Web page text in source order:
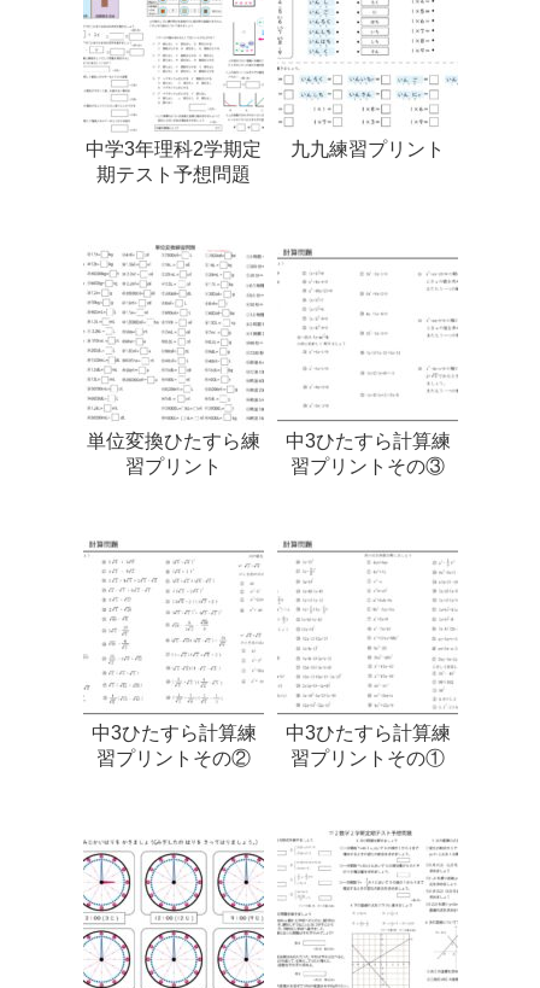
中学3年理科2学期定
期テスト予想問題
九九練習プリント
単位変換ひたすら練
習プリント
中3ひたすら計算練
習プリントその③
中3ひたすら計算練
習プリントその②
中3ひたすら計算練
習プリントその①